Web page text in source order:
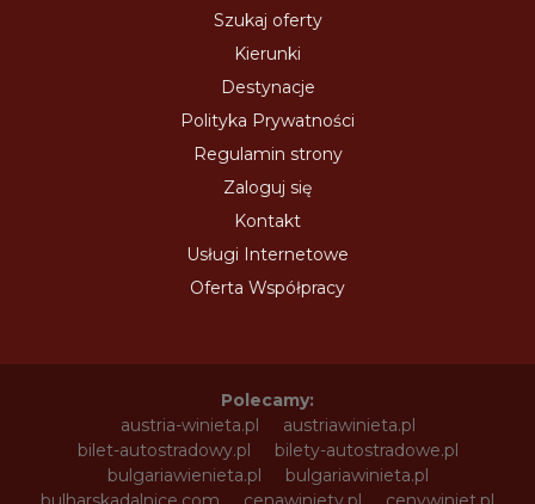
Szukaj oferty
Kierunki
Destynacje
Polityka Prywatności
Regulamin strony
Zaloguj się
Kontakt
Usługi Internetowe
Oferta Współpracy
Polecamy:
austria-winieta.pl
austriawinieta.pl
bilet-autostradowy.pl
bilety-autostradowe.pl
bulgariawienieta.pl
bulgariawinieta.pl